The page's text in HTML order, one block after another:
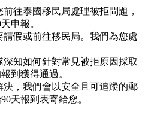
往泰國移民局處理被拒問題，
申報。
請假或前往移民局。我們為您處
深知如何針對常見被拒原因採取
到獲得通過。
決，我們會以安全且可追蹤的郵
天報到表寄給您。